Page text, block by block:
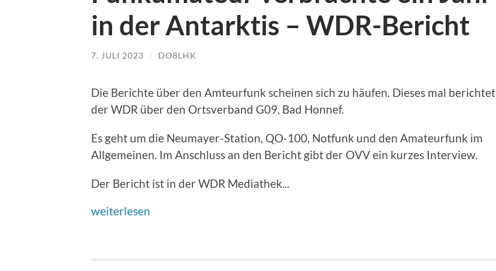
in der Antarktis – WDR-Bericht
7. JULI 2023 / DO8LHK
Die Berichte über den Amteurfunk scheinen sich zu häufen. Dieses mal berichtet
der WDR über den Ortsverband G09, Bad Honnef.
Es geht um die Neumayer-Station, QO-100, Notfunk und den Amateurfunk im
Allgemeinen. Im Anschluss an den Bericht gibt der OVV ein kurzes Interview.
Der Bericht ist in der WDR Mediathek...
weiterlesen